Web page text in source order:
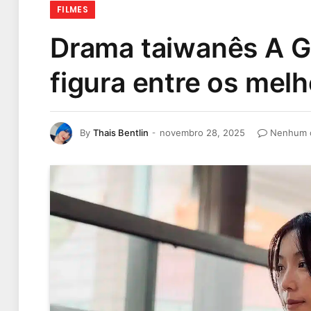
FILMES
Drama taiwanês A
figura entre os
By Thais Bentlin novembro 28, 2025 Nenhum